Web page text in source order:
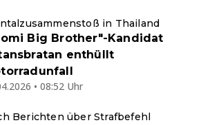
in Thailand
Big Brother"-Kandidat
enthüllt
• 08:52 Uhr
Berichten über Strafbefehl